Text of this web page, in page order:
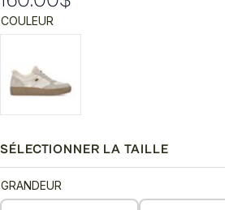
COULEUR
SÉLECTIONNER LA TAILLE
GRANDEUR